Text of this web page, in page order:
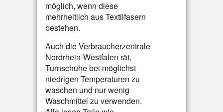
möglich, wenn diese
mehrheitlich aus Textilfasern
bestehen.
Auch die Verbraucherzentrale
Nordrhein-Westfalen rät,
Turnschuhe bei möglichst
niedrigen Temperaturen zu
waschen und nur wenig
Waschmittel zu verwenden.